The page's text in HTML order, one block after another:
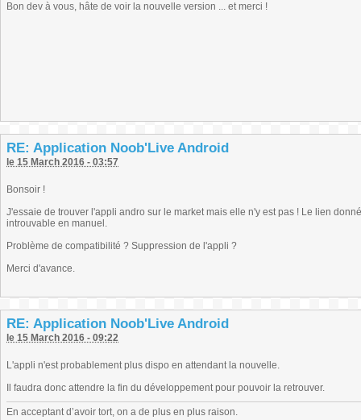
Bon dev à vous, hâte de voir la nouvelle version ... et merci !
RE: Application Noob'Live Android
le 15 March 2016 - 03:57
Bonsoir !
J'essaie de trouver l'appli andro sur le market mais elle n'y est pas ! Le lien
introuvable en manuel.
Problème de compatibilité ? Suppression de l'appli ?
Merci d'avance.
RE: Application Noob'Live Android
le 15 March 2016 - 09:22
L'appli n'est probablement plus dispo en attendant la nouvelle.
Il faudra donc attendre la fin du développement pour pouvoir la retrouver.
En acceptant d’avoir tort, on a de plus en plus raison.